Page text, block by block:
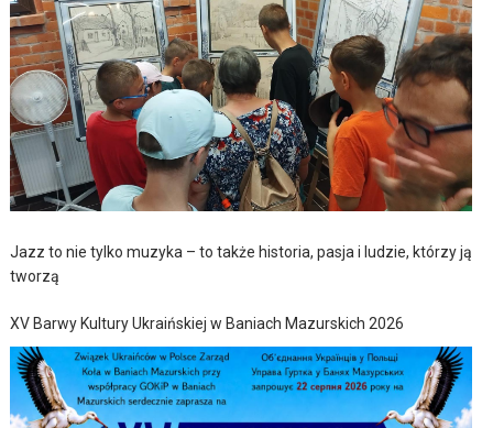
Jazz to nie tylko muzyka – to także historia, pasja i ludzie, którzy ją
tworzą
XV Barwy Kultury Ukraińskiej w Baniach Mazurskich 2026